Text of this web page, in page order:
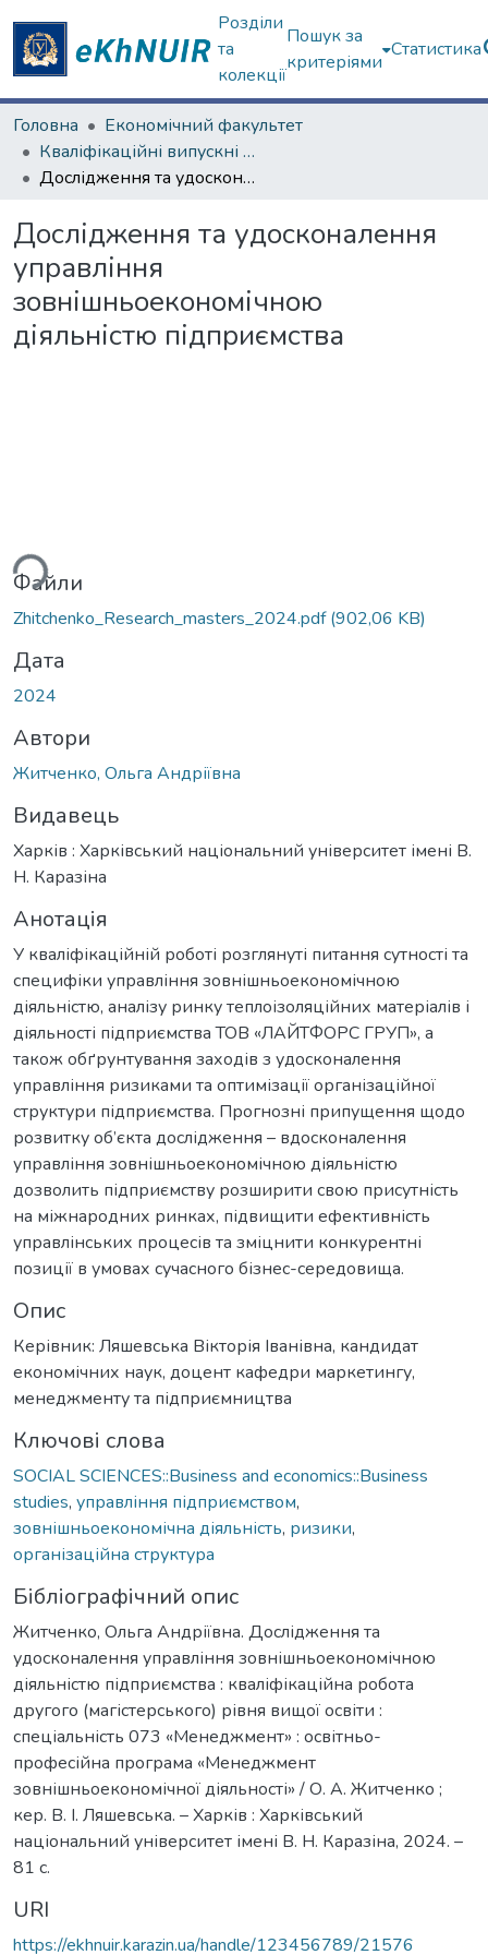
Розділи
та
колекції
Пошук за
критеріями
Статистика
Головна
Економічний факультет
Кваліфікаційні випускні роботи магістрів. Економічний факультет
Дослідження та удосконалення управління зовнішньоекономічною діяльністю підприємства
Дослідження та удосконалення
управління
зовнішньоекономічною
діяльністю підприємства
Файли
Zhitchenko_Research_masters_2024.pdf(902,06 KB)
Дата
2024
Автори
Житченко, Ольга Андріївна
Видавець
Харків : Харківський національний університет імені В.
Н. Каразіна
Анотація
У кваліфікаційній роботі розглянуті питання сутності та
специфіки управління зовнішньоекономічною
діяльністю, аналізу ринку теплоізоляційних матеріалів і
діяльності підприємства ТОВ «ЛАЙТФОРС ГРУП», а
також обґрунтування заходів з удосконалення
управління ризиками та оптимізації організаційної
структури підприємства. Прогнозні припущення щодо
розвитку об’єкта дослідження – вдосконалення
управління зовнішньоекономічною діяльністю
дозволить підприємству розширити свою присутність
на міжнародних ринках, підвищити ефективність
управлінських процесів та зміцнити конкурентні
позиції в умовах сучасного бізнес-середовища.
Опис
Керівник: Ляшевська Вікторія Іванівна, кандидат
економічних наук, доцент кафедри маркетингу,
менеджменту та підприємництва
Ключові слова
SOCIAL SCIENCES::Business and economics::Business
studies, управління підприємством,
зовнішньоекономічна діяльність, ризики,
організаційна структура
Бібліографічний опис
Житченко, Ольга Андріївна. Дослідження та
удосконалення управління зовнішньоекономічною
діяльністю підприємства : кваліфікаційна робота
другого (магістерського) рівня вищої освіти :
спеціальність 073 «Менеджмент» : освітньо-
професійна програма «Менеджмент
зовнішньоекономічної діяльності» / О. А. Житченко ;
кер. В. І. Ляшевська. – Харків : Харківський
національний університет імені В. Н. Каразіна, 2024. –
81 с.
URI
https://ekhnuir.karazin.ua/handle/123456789/21576